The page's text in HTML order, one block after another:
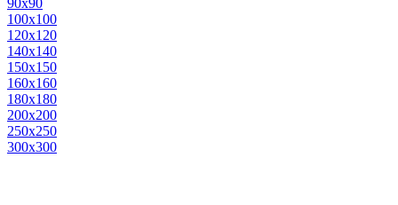
90х90
100х100
120х120
140х140
150х150
160х160
180х180
200х200
250х250
300х300